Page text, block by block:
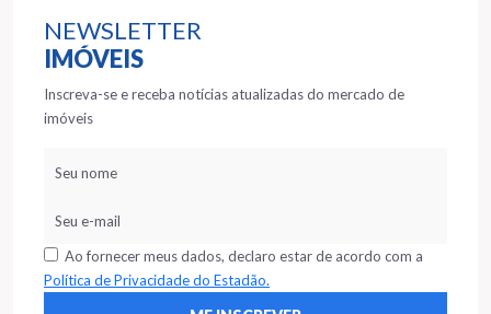
NEWSLETTER
IMÓVEIS
Inscreva-se e receba notícias atualizadas do mercado de
imóveis
Ao fornecer meus dados, declaro estar de acordo com a
Política de Privacidade do Estadão.